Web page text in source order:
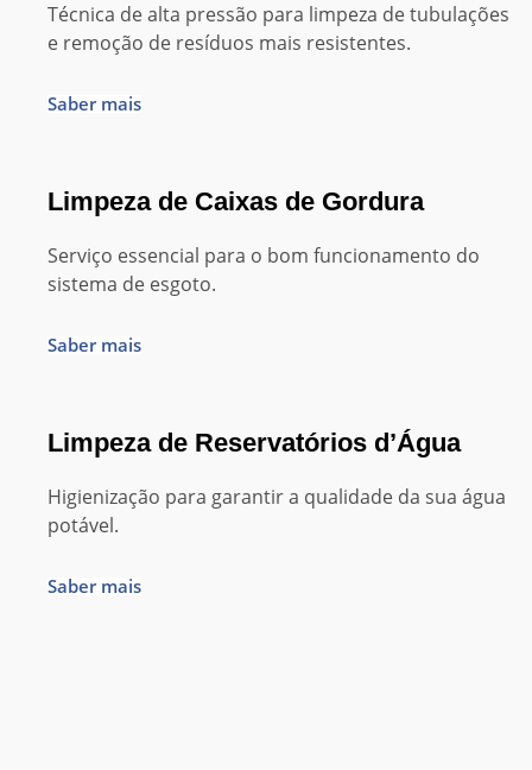
Técnica de alta pressão para limpeza de tubulações
e remoção de resíduos mais resistentes.
Saber mais
Limpeza de Caixas de Gordura
Serviço essencial para o bom funcionamento do
sistema de esgoto.
Saber mais
Limpeza de Reservatórios d’Água
Higienização para garantir a qualidade da sua água
potável.
Saber mais